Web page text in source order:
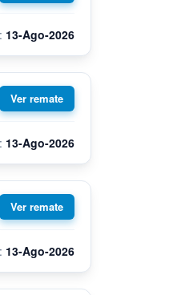
13-Ago-2026
13-Ago-2026
13-Ago-2026